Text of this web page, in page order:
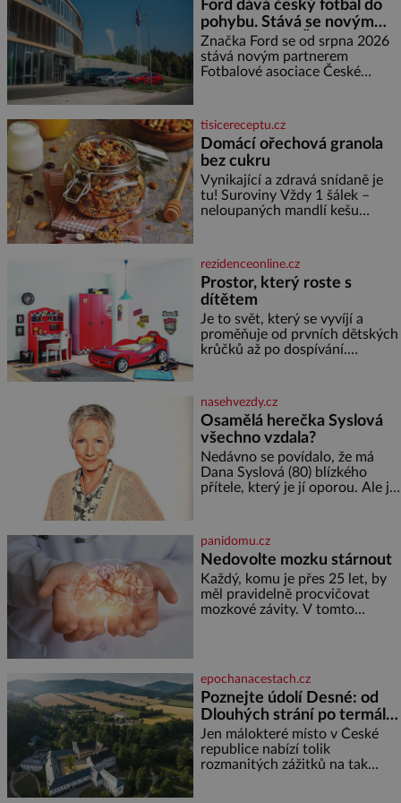
měďáky a štůčky látky. Zraněná
žena pár dní nato umírá. Je to
muž nebývale krutý. Jeho činy
budí hrůzu ještě dlouho po jeho
smrti
Ford dává český fotbal do
pohybu. Stává se novým
partnerem FAČR
Značka Ford se od srpna 2026
stává novým partnerem
Fotbalové asociace České
asociace, reprezentačních týmů
i českého fotbalu v regionech.
Partner
tisicereceptu.cz
Domácí ořechová granola
bez cukru
Vynikající a zdravá snídaně je
tu! Suroviny Vždy 1 šálek –
neloupaných mandlí kešu
semínek dýně rozinek 3 šálky
ovesných vloček 1 lžíce mlet
rezidenceonline.cz
Prostor, který roste s
dítětem
Je to svět, který se vyvíjí a
proměňuje od prvních dětských
krůčků až po dospívání.
soustředění i odpočinek a
reaguje na každou etapu života
a specifické potřeby dítěte. Pro
nejmenší je klíčová
jednoduchost, měkkost a
bezpečí, proto by pokoj
miminka měl působit především
nasehvezdy.cz
Osamělá herečka Syslová
všechno vzdala?
Nedávno se povídalo, že má
Dana Syslová (80) blízkého
přítele, který je jí oporou. Ale je
častěji mluví o svém odchodu.
Dohnala ji snad samota? Půs
panidomu.cz
Nedovolte mozku stárnout
Každý, komu je přes 25 let, by
měl pravidelně procvičovat
mozkové závity. V tomto
jméno kolegy z práce. Nebo
marně v paměti lovíte název
knížky, kterou jste nedávno
přečetli. Je to opravdu tak, s
věkem jako kdyby se paměť
rozhodla stávkovat. Cvičte
epochanacestach.cz
Poznejte údolí Desné: od
Dlouhých strání po termální
prameny
Jen málokteré místo v České
republice nabízí tolik
rozmanitých zážitků na tak